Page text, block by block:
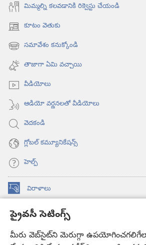
ప్రైవసీ సెటింగ్స్
మీరు వెబ్‌సైట్‌ని మెరుగ్గా
మిమ్మల్ని కలవడానికి రిక్వెస్టు చేయండి
కూటం వెతుకు
(కొత్త
విండో
ఓపెన్‌
అవుతుంది)
సమావేశం కనుక్కోండి
(కొత్త
విండో
ఓపెన్‌
అవుతుంది)
తాజాగా ఏమి వచ్చాయి
వీడియోలు
ఆడియో వర్ణనలతో వీడియోలు
వెదకండి
గ్లోబల్‌ కమ్యూనికేషన్స్‌
హెల్ప్‌
విరాళాలు
(కొత్త
ఓపెన్‌ కావలికోట ఆన్‌లైన్‌ లైబ్రరీ
(కొత్త
విండో
JW Hub